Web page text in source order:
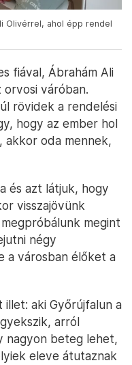
Olivérrel, ahol épp rendel
fiával, Ábrahám Ali
váróban.
rövidek a rendelési
hogy az ember hol
akkor oda mennek,
és azt látjuk, hogy
visszajövünk
megint
négy
a városban élőket a
aki Győrújfalun a
arról
nagyon beteg lehet,
eleve átutaznak